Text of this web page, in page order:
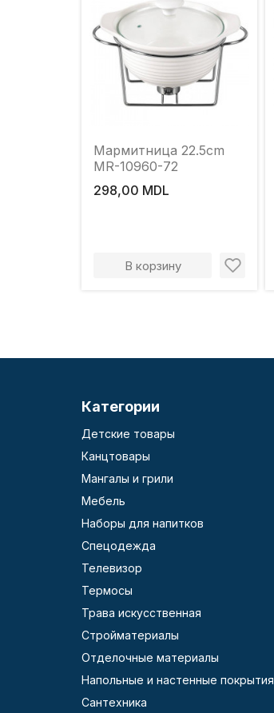
Мармитница 22.5cm
MR-10960-72
298,00 MDL
В корзину
Категории
Детские товары
Канцтовары
Мангалы и грили
Мебель
Наборы для напитков
Спецодежда
Телевизор
Термосы
Трава искусственная
Стройматериалы
Отделочные материалы
Напольные и настенные покрытия
Сантехника